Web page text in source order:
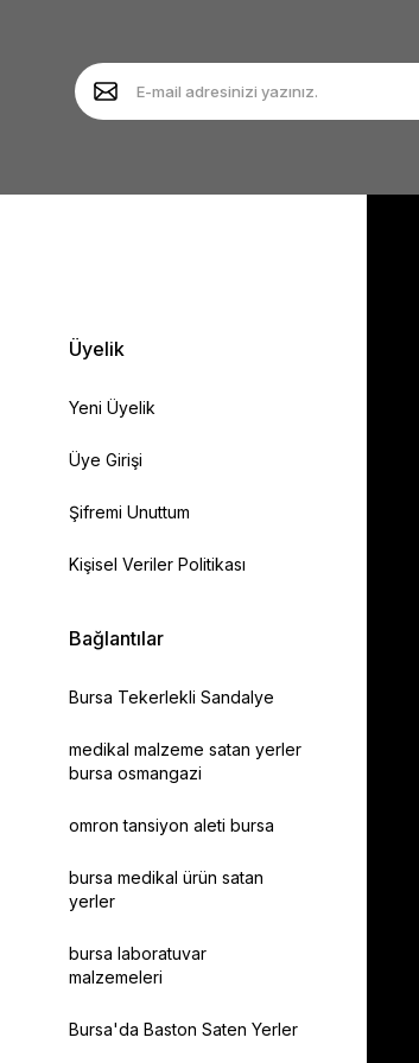
Üyelik
Yeni Üyelik
Üye Girişi
Şifremi Unuttum
Kişisel Veriler Politikası
Bağlantılar
Bursa Tekerlekli Sandalye
medikal malzeme satan yerler
bursa osmangazi
omron tansiyon aleti bursa
bursa medikal ürün satan
yerler
bursa laboratuvar
malzemeleri
Bursa'da Baston Saten Yerler